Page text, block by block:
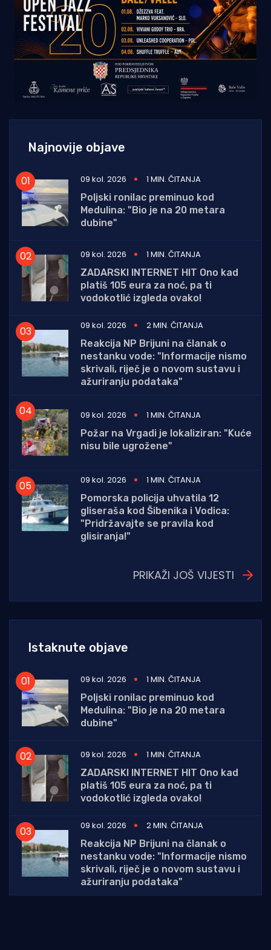
Najnovije objave
09 kol. 2026
1 MIN. ČITANJA
Poljski ronilac preminuo kod
Medulina: "Bio je na 20 metara
dubine"
09 kol. 2026
1 MIN. ČITANJA
ZADARSKI INTERNET HIT Ono kad
platiš 105 eura za noć, pa ti
vodokotlić izgleda ovako!
09 kol. 2026
2 MIN. ČITANJA
Reakcija NP Brijuni na članak o
nestanku vode: "Informacije nismo
skrivali, riječ je o novom sustavu i
ažuriranju podataka"
09 kol. 2026
1 MIN. ČITANJA
Požar na Vrgadi je lokaliziran: "Kuće
nisu bile ugrožene"
09 kol. 2026
1 MIN. ČITANJA
Pomorska policija uhvatila 12
gliseraša kod Šibenika i Vodica:
"Pridržavajte se pravila kod
glisiranja!"
PRIKAŽI JOŠ VIJESTI
Istaknute objave
09 kol. 2026
1 MIN. ČITANJA
Poljski ronilac preminuo kod
Medulina: "Bio je na 20 metara
dubine"
09 kol. 2026
1 MIN. ČITANJA
ZADARSKI INTERNET HIT Ono kad
platiš 105 eura za noć, pa ti
vodokotlić izgleda ovako!
09 kol. 2026
2 MIN. ČITANJA
Reakcija NP Brijuni na članak o
nestanku vode: "Informacije nismo
skrivali, riječ je o novom sustavu i
ažuriranju podataka"